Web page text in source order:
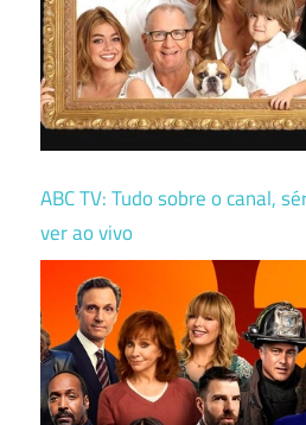
ABC TV: Tudo sobre o canal,
ver ao vivo